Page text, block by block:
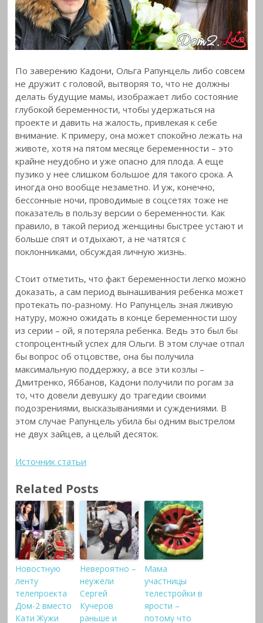
По заверению Кадони, Ольга Рапунцель либо совсем
не дружит с головой, вытворяя то, что не должны
делать будущие мамы, изображает либо состояние
глубокой беременности, чтобы удержаться на
проекте и давить на жалость, привлекая к себе
внимание. К примеру, она может спокойно лежать на
животе, хотя на пятом месяце беременности – это
крайне неудобно и уже опасно для плода. А еще
пузико у нее слишком большое для такого срока. А
иногда оно вообще незаметно. И уж, конечно,
бессонные ночи, проводимые в соцсетях тоже не
показатель в пользу версии о беременности. Как
правило, в такой период женщины быстрее устают и
больше спят и отдыхают, а не чатятся с
поклонниками, обсуждая личную жизнь.
Стоит отметить, что факт беременности легко можно
доказать, а сам период вынашивания ребенка может
протекать по-разному. Но Рапунцель зная лживую
натуру, можно ожидать в конце беременности шоу
из серии – ой, я потеряла ребенка. Ведь это был бы
стопроцентный успех для Ольги. В этом случае отпал
бы вопрос об отцовстве, она бы получила
максимальную поддержку, а все эти козлы –
Дмитренко, Яббанов, Кадони получили по рогам за
то, что довели девушку до трагедии своими
подозрениями, высказываниями и суждениями. В
этом случае Рапунцель убила бы одним выстрелом
не двух зайцев, а целый десяток.
Источник статьи
Related Posts
Новостную
ленту
телепроекта
Дом-2 вместо
Кати Жужи
Невероятно –
неужели
Сергей
Кучеров
раньше и
Мама
участницы
телестройки в
ярости –
потому что